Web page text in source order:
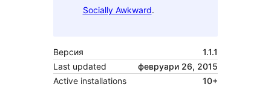
Socially Awkward.
Версия
1.1.1
Last updated
февруари 26, 2015
Active installations
10+